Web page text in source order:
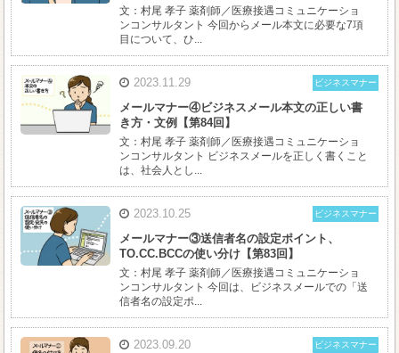
文：村尾 孝子 薬剤師／医療接遇コミュニケーショ
ンコンサルタント 今回からメール本文に必要な7項
目について、ひ...
2023.11.29 ビジネスマナー
メールマナー④ビジネスメール本文の正しい書
き方・文例【第84回】
文：村尾 孝子 薬剤師／医療接遇コミュニケーショ
ンコンサルタント ビジネスメールを正しく書くこと
は、社会人とし...
2023.10.25 ビジネスマナー
メールマナー③送信者名の設定ポイント、
TO.CC.BCCの使い分け【第83回】
文：村尾 孝子 薬剤師／医療接遇コミュニケーショ
ンコンサルタント 今回は、ビジネスメールでの「送
信者名の設定ポ...
2023.09.20 ビジネスマナー